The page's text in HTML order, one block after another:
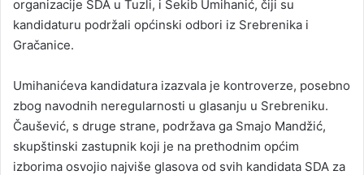
organizacije SDA u Tuzli, i Šekib Umihanić, čiji su
kandidaturu podržali općinski odbori iz Srebrenika i
Gračanice.
Umihanićeva kandidatura izazvala je kontroverze, posebno
zbog navodnih neregularnosti u glasanju u Srebreniku.
Čaušević, s druge strane, podržava ga Smajo Mandžić,
skupštinski zastupnik koji je na prethodnim općim
izborima osvojio najviše glasova od svih kandidata SDA za